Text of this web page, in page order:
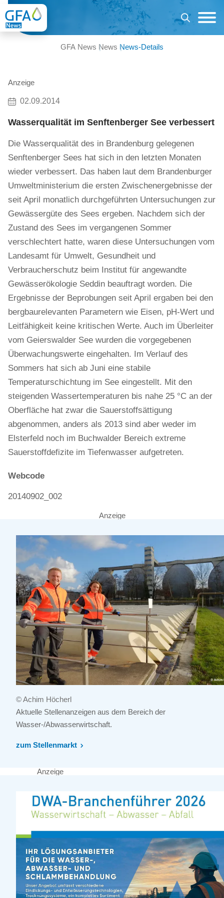
GFA News News News-Details
Anzeige
02.09.2014
Wasserqualität im Senftenberger See verbessert
Die Wasserqualität des in Brandenburg gelegenen
Senftenberger Sees hat sich in den letzten Monaten
wieder verbessert. Das haben laut dem Brandenburger
Umweltministerium die ersten Zwischenergebnisse der
seit April monatlich durchgeführten Untersuchungen zur
Gewässergüte des Sees ergeben. Nachdem sich der
Zustand des Sees im vergangenen Sommer
verschlechtert hatte, waren diese Untersuchungen vom
Landesamt für Umwelt, Gesundheit und
Verbraucherschutz beim Institut für angewandte
Gewässerökologie Seddin beauftragt worden. Die
Ergebnisse der Beprobungen seit April ergaben bei den
bergbaurelevanten Parametern wie Eisen, pH-Wert und
Leitfähigkeit keine kritischen Werte. Auch im Überleiter
vom Geierswalder See wurden die vorgegebenen
Überwachungswerte eingehalten. Im Verlauf des
Sommers hat sich ab Juni eine stabile
Temperaturschichtung im See eingestellt. Mit den
steigenden Wassertemperaturen bis nahe 25 °C an der
Oberfläche hat zwar die Sauerstoffsättigung
abgenommen, anders als 2013 sind aber weder im
Elsterfeld noch im Buchwalder Bereich extreme
Sauerstoffdefizite im Tiefenwasser aufgetreten.
Webcode
20140902_002
Anzeige
© Achim Höcherl
Aktuelle Stellenanzeigen aus dem Bereich der
Wasser-/Abwasserwirtschaft.
zum Stellenmarkt
Anzeige